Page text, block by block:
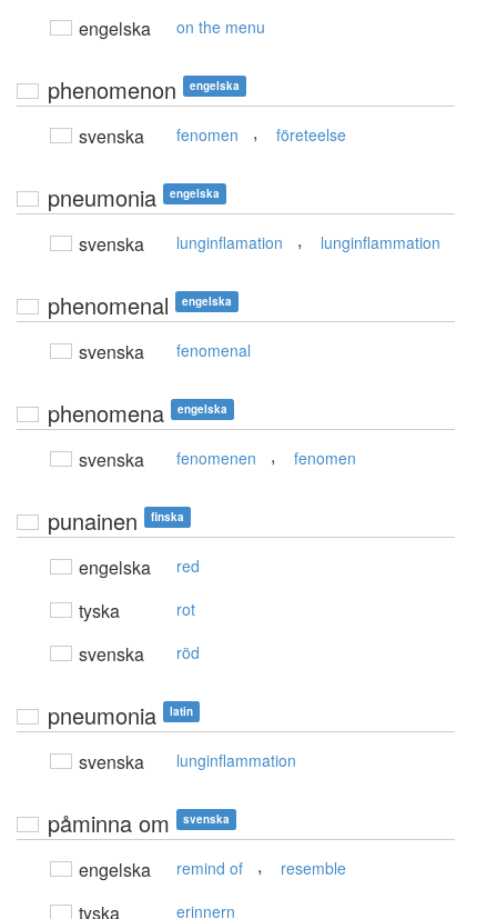
engelska on the menu
phenomenon engelska
svenska fenomen , företeelse
pneumonia engelska
svenska lunginflamation , lunginflammation
phenomenal engelska
svenska fenomenal
phenomena engelska
svenska fenomenen , fenomen
punainen finska
engelska red
tyska rot
svenska röd
pneumonia latin
svenska lunginflammation
påminna om svenska
engelska remind of , resemble
tyska erinnern